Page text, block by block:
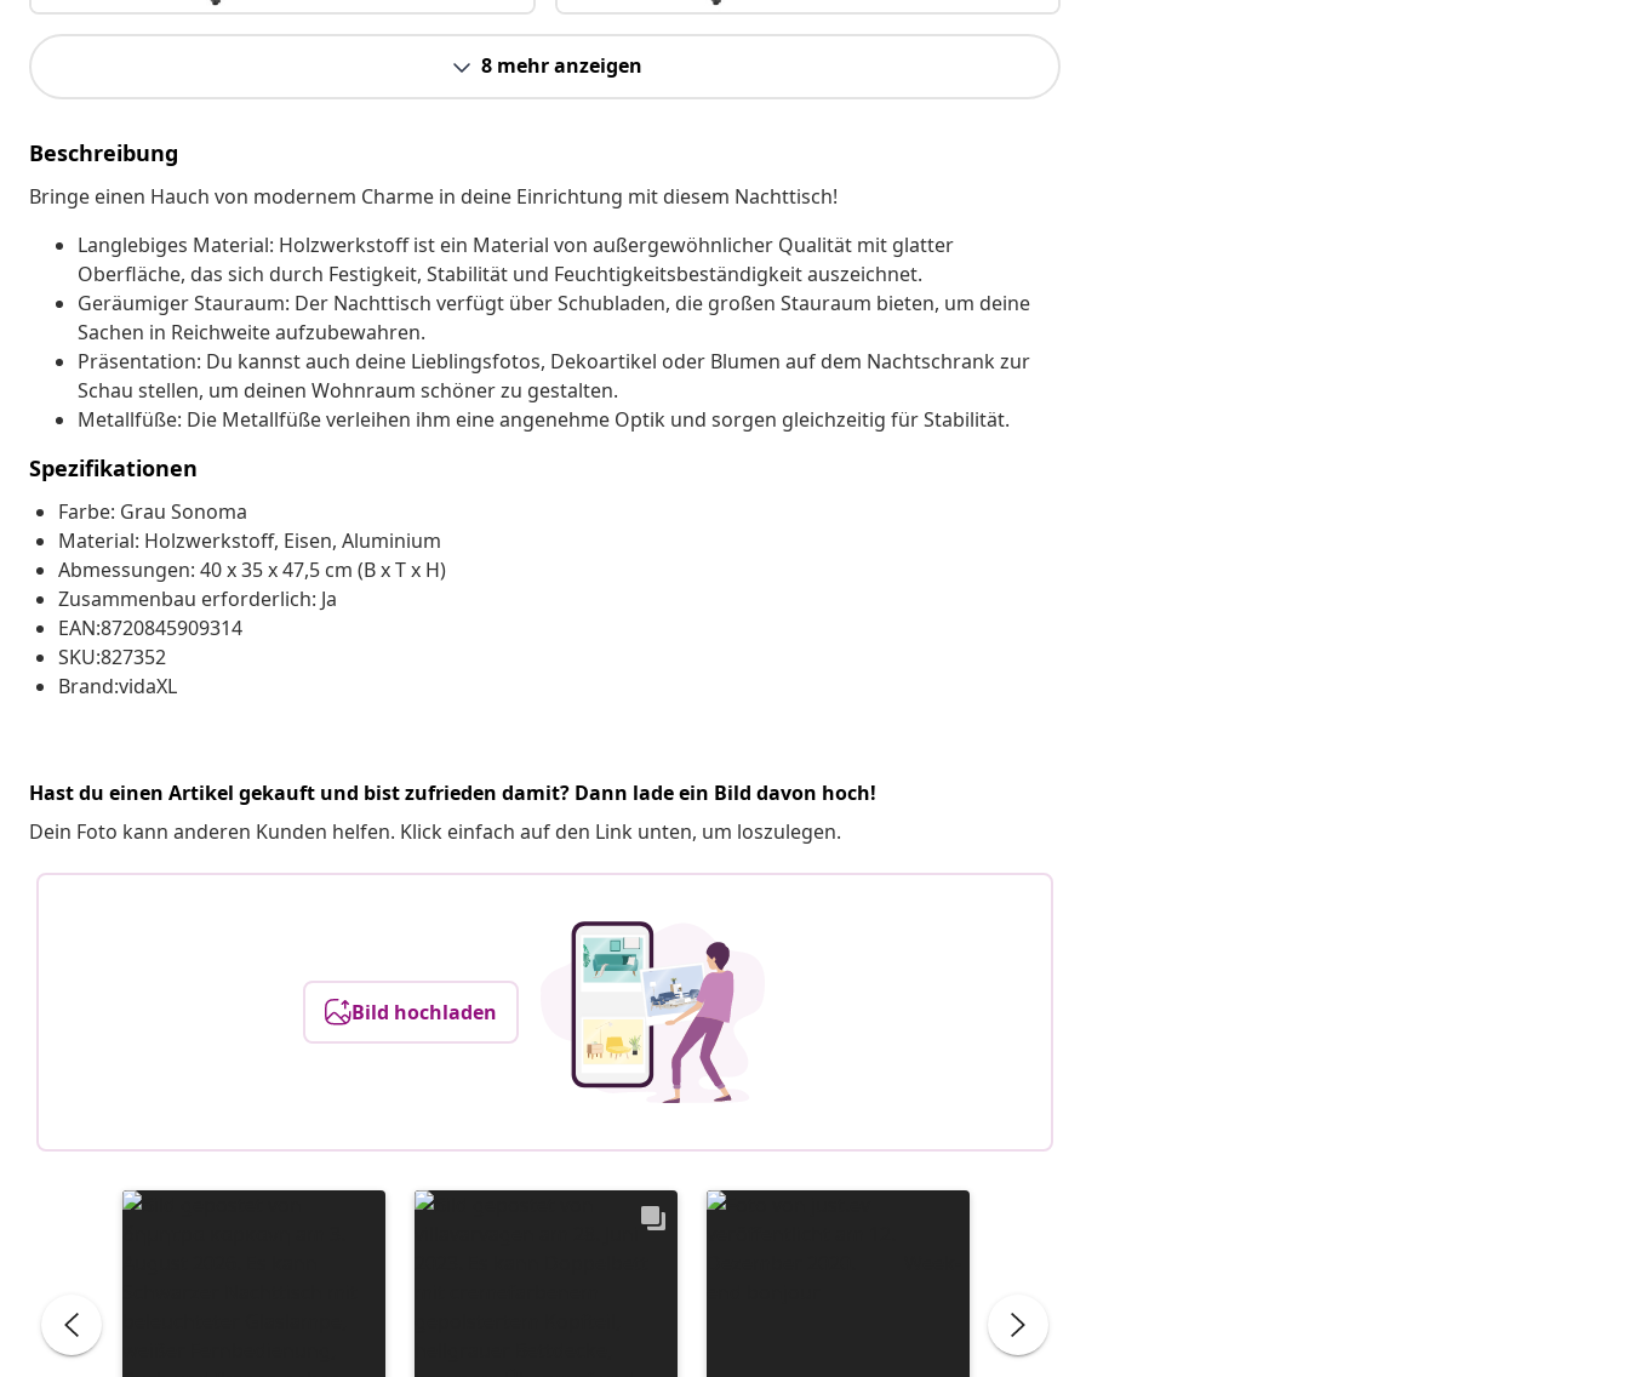
8 mehr anzeigen
Beschreibung
Bringe einen Hauch von modernem Charme in deine Einrichtung mit diesem Nachttisch!
Langlebiges Material: Holzwerkstoff ist ein Material von außergewöhnlicher Qualität mit glatter
Oberfläche, das sich durch Festigkeit, Stabilität und Feuchtigkeitsbeständigkeit auszeichnet.
Geräumiger Stauraum: Der Nachttisch verfügt über Schubladen, die großen Stauraum bieten, um deine
Sachen in Reichweite aufzubewahren.
Präsentation: Du kannst auch deine Lieblingsfotos, Dekoartikel oder Blumen auf dem Nachtschrank zur
Schau stellen, um deinen Wohnraum schöner zu gestalten.
Metallfüße: Die Metallfüße verleihen ihm eine angenehme Optik und sorgen gleichzeitig für Stabilität.
Spezifikationen
Farbe: Grau Sonoma
Material: Holzwerkstoff, Eisen, Aluminium
Abmessungen: 40 x 35 x 47,5 cm (B x T x H)
Zusammenbau erforderlich: Ja
EAN:8720845909314
SKU:827352
Brand:vidaXL
Hast du einen Artikel gekauft und bist zufrieden damit? Dann lade ein Bild davon hoch!
Dein Foto kann anderen Kunden helfen. Klick einfach auf den Link unten, um loszulegen.
Bild hochladen